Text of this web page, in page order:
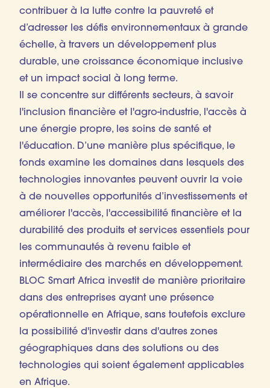
contribuer à la lutte contre la pauvreté et
d’adresser les défis environnementaux à grande
échelle, à travers un développement plus
durable, une croissance économique inclusive
et un impact social à long terme.
Il se concentre sur différents secteurs, à savoir
l'inclusion financière et l'agro-industrie, l'accès à
une énergie propre, les soins de santé et
l'éducation. D’une manière plus spécifique, le
fonds examine les domaines dans lesquels des
technologies innovantes peuvent ouvrir la voie
à de nouvelles opportunités d’investissements et
améliorer l'accès, l'accessibilité financière et la
durabilité des produits et services essentiels pour
les communautés à revenu faible et
intermédiaire des marchés en développement.
BLOC Smart Africa investit de manière prioritaire
dans des entreprises ayant une présence
opérationnelle en Afrique, sans toutefois exclure
la possibilité d'investir dans d'autres zones
géographiques dans des solutions ou des
technologies qui soient également applicables
en Afrique.